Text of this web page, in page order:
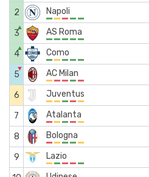
2
Napoli
3
▲ AS Roma
4
▲ Como
5
▼ AC Milan
6
Juventus
7
Atalanta
8
Bologna
9
Lazio